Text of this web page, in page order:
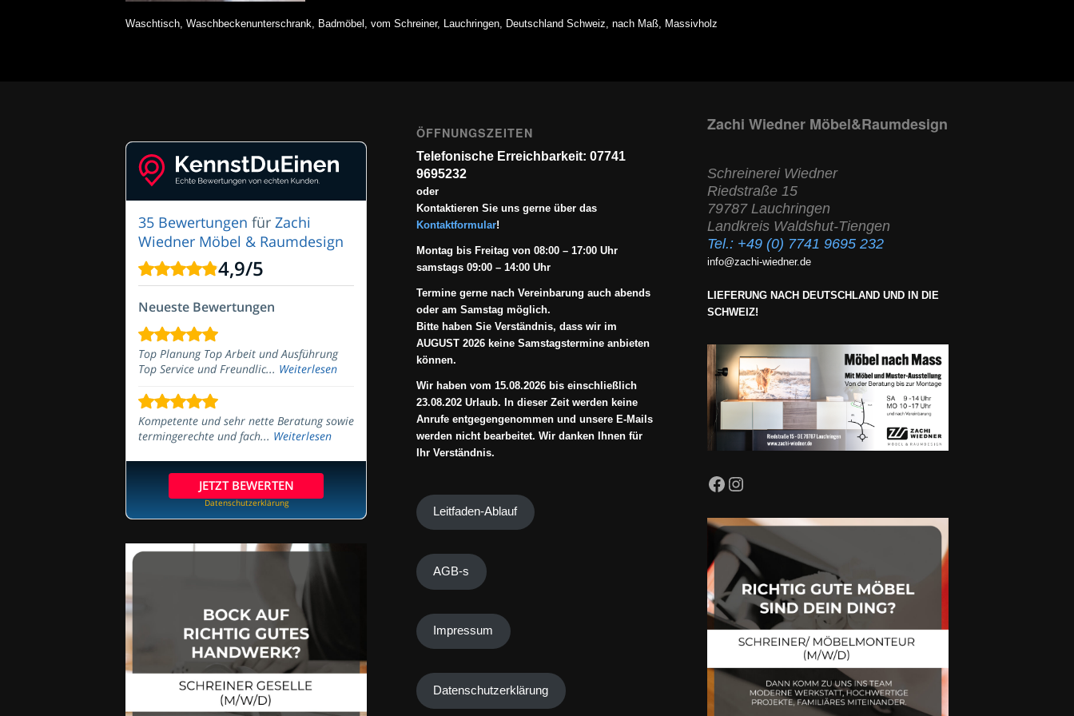
Waschtisch, Waschbeckenunterschrank, Badmöbel, vom Schreiner, Lauchringen, Deutschland Schweiz, nach Maß, Massivholz
35 Bewertungen für Zachi
Wiedner Möbel & Raumdesign
4,9/5
Neueste Bewertungen
Top Planung Top Arbeit und Ausführung
Top Service und Freundlic... Weiterlesen
Kompetente und sehr nette Beratung sowie
termingerechte und fach... Weiterlesen
JETZT BEWERTEN
Datenschutzerklärung
ÖFFNUNGSZEITEN
Telefonische Erreichbarkeit: 07741
9695232
oder
Kontaktieren Sie uns gerne über das
Kontaktformular!
Montag bis Freitag von 08:00 – 17:00 Uhr
samstags 09:00 – 14:00 Uhr
Termine gerne nach Vereinbarung auch abends
oder am Samstag möglich.
Bitte haben Sie Verständnis, dass wir im
AUGUST 2026 keine Samstagstermine anbieten
können.
Wir haben vom 15.08.2026 bis einschließlich
23.08.202 Urlaub. In dieser Zeit werden keine
Anrufe entgegengenommen und unsere E-Mails
werden nicht bearbeitet. Wir danken Ihnen für
Ihr Verständnis.
Leitfaden-Ablauf
AGB-s
Impressum
Datenschutzerklärung
Zachi Wiedner Möbel&Raumdesign
Schreinerei Wiedner
Riedstraße 15
79787 Lauchringen
Landkreis Waldshut-Tiengen
Tel.: +49 (0) 7741 9695 232
info@zachi-wiedner.de
LIEFERUNG NACH DEUTSCHLAND UND IN DIE
SCHWEIZ!
Facebook
Instagram